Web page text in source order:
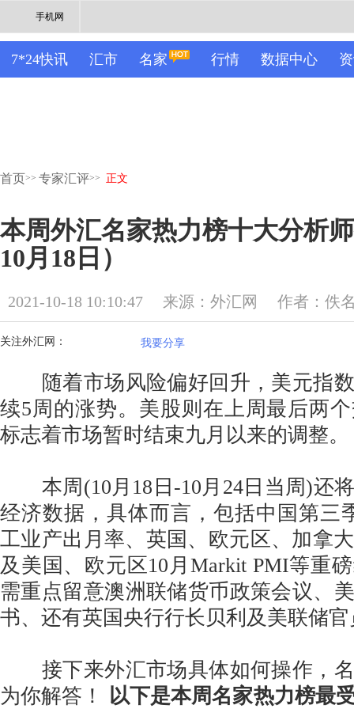
手机网
7*24快讯 汇市 名家 行情 数据中心
首页>> 专家汇评>> 正文
本周外汇名家热力榜十大分析
10月18日）
2021-10-18 10:10:47 来源：外汇网 作者：佚
关注外汇网： 我要分享
随着市场风险偏好回升，美元指数
续5周的涨势。美股则在上周最后两
标志着市场暂时结束九月以来的调整。
本周(10月18日-10月24日当周)还
经济数据，具体而言，包括中国第三
工业产出月率、英国、欧元区、加拿
及美国、欧元区10月Markit PMI等重
需重点留意澳洲联储货币政策会议、
书、还有英国央行行长贝利及美联储
接下来外汇市场具体如何操作，名
为你解答！ 以下是本周名家热力榜最